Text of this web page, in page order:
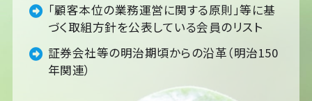
「顧客本位の業務運営に関する原則」等に基
づく取組方針を公表している会員のリスト
証券会社等の明治期頃からの沿革（明治150
年関連）